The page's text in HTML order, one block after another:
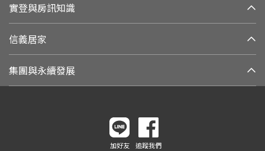
實登與房訊知識
信義居家
集團與永續發展
加好友 追蹤我們